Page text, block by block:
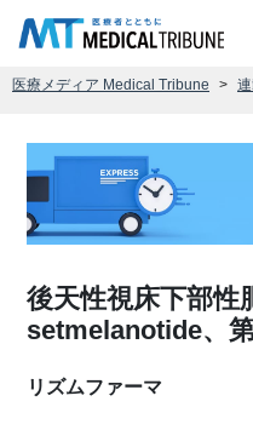
医療メディア Medical Tribune
後天性視床下部性
setmelanotide、
リズムファーマ